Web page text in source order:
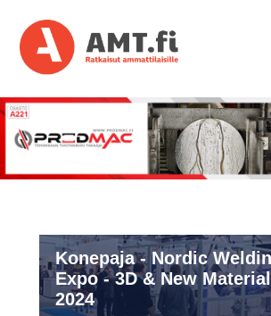
Konepaja - Nordic
Expo - 3D & New
2024